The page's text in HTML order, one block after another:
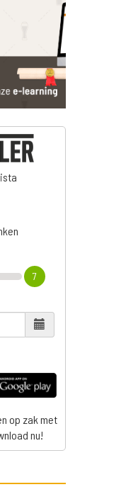
7
op zak met
nu!